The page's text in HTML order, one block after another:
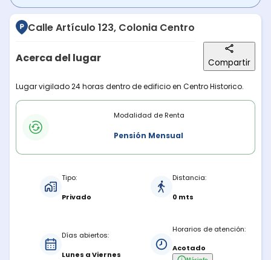
Calle Artículo 123, Colonia Centro
Acerca del lugar Compartir
Descripción del lugar
Lugar vigilado 24 horas dentro de edificio en Centro Historico.
Modalidades de rentaModalidad de Renta
Pensión Mensual
Tipo:
Privado
Distancia:
0 mts
Días abiertos:
Lunes a Viernes
Horarios de atención:
Acotado